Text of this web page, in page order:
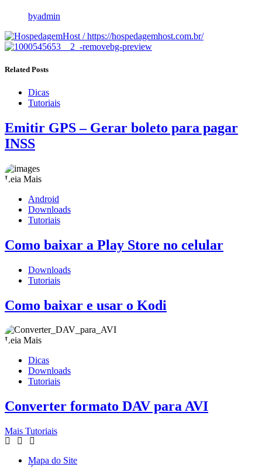
byadmin
Related Posts
Dicas
Tutoriais
Emitir GPS – Gerar boleto para pagar
INSS
Leia Mais
Android
Downloads
Tutoriais
Como baixar a Play Store no celular
Downloads
Tutoriais
Como baixar e usar o Kodi
Leia Mais
Dicas
Downloads
Tutoriais
Converter formato DAV para AVI
Mais Tutoriais
Mapa do Site